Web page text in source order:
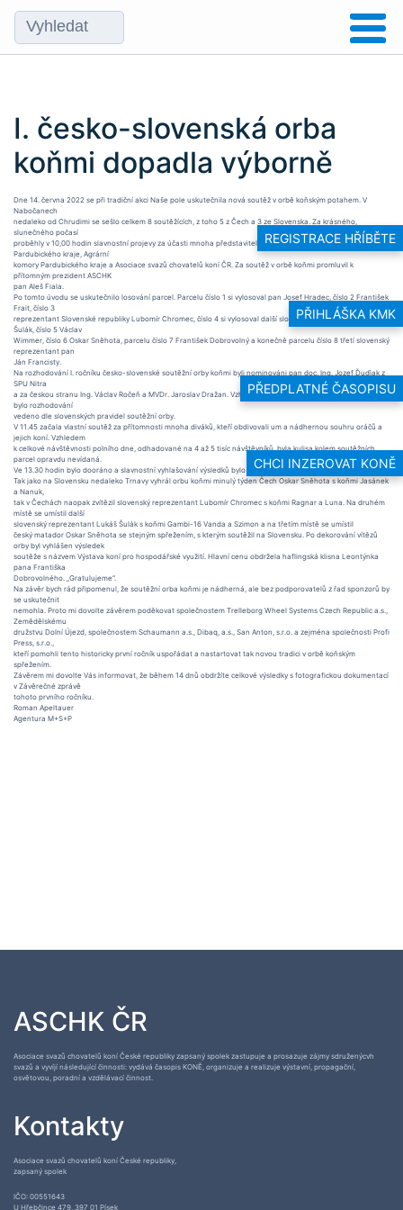
REGISTRACE HŘÍBĚTE
PŘIHLÁŠKA KMK
PŘEDPLATNÉ ČASOPISU
CHCI INZEROVAT KONĚ
I. česko-slovenská orba
koňmi dopadla výborně
Dne 14. června 2022 se při tradiční akci Naše pole uskutečnila nová soutěž v orbě koňským potahem. V
Nabočanech
nedaleko od Chrudimi se sešlo celkem 8 soutěžících, z toho 5 z Čech a 3 ze Slovenska. Za krásného,
slunečného počasí
proběhly v 10,00 hodin slavnostní projevy za účasti mnoha představitelů Ministerstva zemědělství,
Pardubického kraje, Agrární
komory Pardubického kraje a Asociace svazů chovatelů koní ČR. Za soutěž v orbě koňmi promluvil k
přítomným prezident ASCHK
pan Aleš Fiala.
Po tomto úvodu se uskutečnilo losování parcel. Parcelu číslo 1 si vylosoval pan Josef Hradec, číslo 2 František
Frait, číslo 3
reprezentant Slovenské republiky Lubomír Chromec, číslo 4 si vylosoval další slovenský reprezentant Lukáš
Šulák, číslo 5 Václav
Wimmer, číslo 6 Oskar Sněhota, parcelu číslo 7 František Dobrovolný a konečně parcelu číslo 8 třetí slovenský
reprezentant pan
Ján Francisty.
Na rozhodování I. ročníku česko-slovenské soutěžní orby koňmi byli nominováni pan doc. Ing. Jozef Ďuďiak z
SPU Nitra
a za českou stranu Ing. Václav Ročeň a MVDr. Jaroslav Dražan. Vzhledem k mezinárodnímu formátu soutěže
bylo rozhodování
vedeno dle slovenských pravidel soutěžní orby.
V 11.45 začala vlastní soutěž za přítomnosti mnoha diváků, kteří obdivovali um a nádhernou souhru oráčů a
jejich koní. Vzhledem
k celkové návštěvnosti polního dne, odhadované na 4 až 5 tisíc návštěvníků, byla kulisa kolem soutěžních
parcel opravdu nevídaná.
Ve 13.30 hodin bylo dooráno a slavnostní vyhlašování výsledků bylo stanoveno na 14.30 hodin.
Tak jako na Slovensku nedaleko Trnavy vyhrál orbu koňmi minulý týden Čech Oskar Sněhota s koňmi Jasánek
a Nanuk,
tak v Čechách naopak zvítězil slovenský reprezentant Lubomír Chromec s koňmi Ragnar a Luna. Na druhém
místě se umístil další
slovenský reprezentant Lukáš Šulák s koňmi Gambi-16 Vanda a Szimon a na třetím místě se umístil
český matador Oskar Sněhota se stejným spřežením, s kterým soutěžil na Slovensku. Po dekorování vítězů
orby byl vyhlášen výsledek
soutěže s názvem Výstava koní pro hospodářské využití. Hlavní cenu obdržela haflingská klisna Leontýnka
pana Františka
Dobrovolného. „Gratulujeme“.
Na závěr bych rád připomenul, že soutěžní orba koňmi je nádherná, ale bez podporovatelů z řad sponzorů by
se uskutečnit
nemohla. Proto mi dovolte závěrem poděkovat společnostem Trelleborg Wheel Systems Czech Republic a.s.,
Zemědělskému
družstvu Dolní Újezd, společnostem Schaumann a.s., Dibaq, a.s., San Anton, s.r.o. a zejména společnosti Profi
Press, s.r.o.,
kteří pomohli tento historicky první ročník uspořádat a nastartovat tak novou tradici v orbě koňským
spřežením.
Závěrem mi dovolte Vás informovat, že během 14 dnů obdržíte celkové výsledky s fotografickou dokumentací
v Závěrečné zprávě
tohoto prvního ročníku.
Roman Apeltauer
Agentura M+S+P
ASCHK ČR
Asociace svazů chovatelů koní České republiky zapsaný spolek zastupuje a prosazuje zájmy sdruženýcvh
svazů a vyvíjí následující činnosti: vydává časopis KONĚ, organizuje a realizuje výstavní, propagační,
osvětovou, poradní a vzdělávací činnost.
Kontakty
Asociace svazů chovatelů koní České republiky,
zapsaný spolek
IČO: 00551643
U Hřebčince 479, 397 01 Písek